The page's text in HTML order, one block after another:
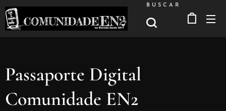
BUSCAR
Passaporte Digital
Comunidade EN2